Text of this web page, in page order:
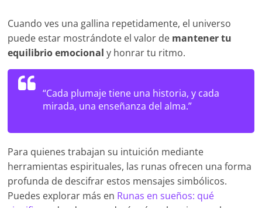
Cuando ves una gallina repetidamente, el universo
puede estar mostrándote el valor de mantener tu
equilibrio emocional y honrar tu ritmo.
“Cada plumaje tiene una historia, y cada
mirada, una enseñanza del alma.”
Para quienes trabajan su intuición mediante
herramientas espirituales, las runas ofrecen una forma
profunda de descifrar estos mensajes simbólicos.
Puedes explorar más en Runas en sueños: qué